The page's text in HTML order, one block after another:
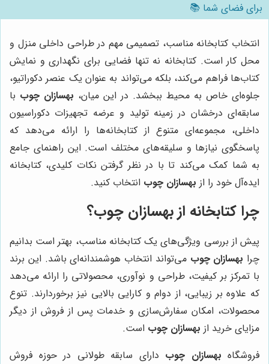
برای فضای شما 📚
انتخاب کتابخانه مناسب، تصمیمی مهم در طراحی داخلی منزل و
محل کار است. کتابخانه نه تنها فضایی برای نگهداری و نمایش
کتاب‌ها فراهم می‌کند، بلکه می‌تواند به عنوان یک عنصر دکوراتیو،
جلوه‌ای خاص به محیط ببخشد. در این میان، بهسازان چوب با
سابقه‌ای درخشان در زمینه تولید و عرضه تجهیزات دکوراسیون
داخلی، مجموعه‌ای متنوع از کتابخانه‌ها را ارائه می‌دهد که
پاسخگوی نیازها و سلیقه‌های مختلف است. این راهنمای جامع
به شما کمک می‌کند تا با در نظر گرفتن نکات کلیدی، کتابخانه
ایده‌آل خود را از بهسازان چوب انتخاب کنید.
چرا کتابخانه از بهسازان چوب؟
پیش از بررسی ویژگی‌های یک کتابخانه مناسب، بهتر است بدانیم
چرا بهسازان چوب می‌تواند انتخاب هوشمندانه‌ای باشد. این برند
با تمرکز بر کیفیت، طراحی و نوآوری، محصولاتی را ارائه می‌دهد
که علاوه بر زیبایی، از دوام و کارایی بالایی نیز برخوردارند. تنوع
محصولات، امکان سفارش‌سازی و خدمات پس از فروش از دیگر
مزایای خرید از بهسازان چوب است.
فروشگاه بهسازان چوب دارای سابقه طولانی در حوزه فروش